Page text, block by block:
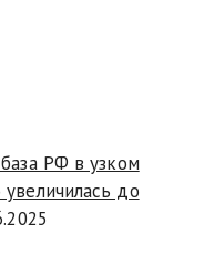
РФ в узком
до